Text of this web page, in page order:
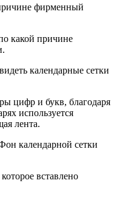
фирменный
какой причине
календарные сетки
цифр и букв, благодаря
используется
лента.
календарной сетки
вставлено